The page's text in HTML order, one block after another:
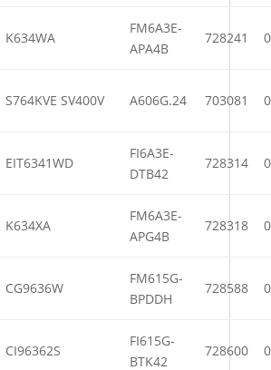
K634WA
FM6A3E-
APA4B
728241
S764KVE SV400V A606G.24 703081
EIT6341WD
FI6A3E-
DTB42
728314
K634XA
FM6A3E-
APG4B
728318
CG9636W
FM615G-
BPDDH
728588
CI96362S
FI615G-
BTK42
728600